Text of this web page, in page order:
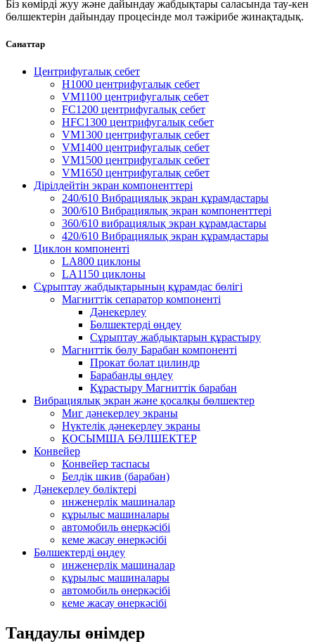
Біз көмірді жуу және дайындау жабдықтары саласында тау-кен
бөлшектерін дайындау процесінде мол тәжірибе жинақтадық.
Санаттар
Центрифугалық себет
H1000 центрифугалық себет
VM1100 центрифугалық себет
FC1200 центрифугалық себет
HFC1300 центрифугалық себет
VM1300 центрифугалық себет
VM1400 центрифугалық себет
VM1500 центрифугалық себет
VM1650 центрифугалық себет
Дірілдейтін экран компоненттері
240/610 Вибрациялық экран құрамдастары
300/610 Вибрациялық экран компоненттері
360/610 вибрациялық экран құрамдастары
420/610 Вибрациялық экран құрамдастары
Циклон компоненті
LA800 циклоны
LA1150 циклоны
Сұрыптау жабдықтарының құрамдас бөлігі
Магниттік сепаратор компоненті
Дәнекерлеу
Бөлшектерді өңдеу
Сұрыптау жабдықтарын құрастыру
Магниттік бөлу Барабан компоненті
Прокат болат цилиндр
Барабанды өңдеу
Құрастыру Магниттік барабан
Вибрациялық экран және қосалқы бөлшектер
Миг дәнекерлеу экраны
Нүктелік дәнекерлеу экраны
ҚОСЫМША БӨЛШЕКТЕР
Конвейер
Конвейер таспасы
Белдік шкив (барабан)
Дәнекерлеу бөліктері
инженерлік машиналар
құрылыс машиналары
автомобиль өнеркәсібі
кеме жасау өнеркәсібі
Бөлшектерді өңдеу
инженерлік машиналар
құрылыс машиналары
автомобиль өнеркәсібі
кеме жасау өнеркәсібі
Таңдаулы өнімдер